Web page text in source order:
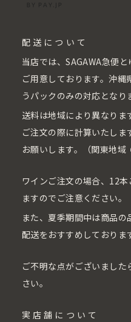
配送について
当店では、SAGAWA急便
ご用意しております。沖
うパックのみの対応となり
送料は地域により異なりま
ご注文の際に計算いたし
お願いします。（関東地域
ワインご注文の場合、12
ますのでご注意ください。
また、夏季期間中は商品
配送をおすすめしておりま
ご不明な点がございまし
さい。
実店舗について